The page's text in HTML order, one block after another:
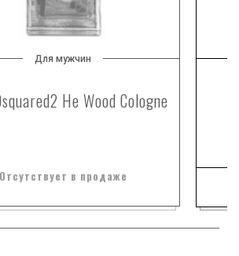
Для мужчин
He Wood Cologne
Отсутствует в продаже